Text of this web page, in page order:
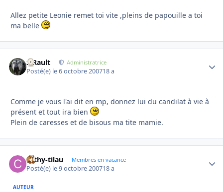
Allez petite Leonie remet toi vite ,pleins de papouille a toi
ma belle
S.Rault Administratrice
Posté(e) le 6 octobre 200718 a
Comme je vous l'ai dit en mp, donnez lui du candilat à vie à
présent et tout ira bien
Plein de caresses et de bisous ma tite mamie.
cathy-tilau Membres en vacance
Posté(e) le 9 octobre 200718 a
AUTEUR